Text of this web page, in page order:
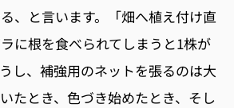
、と言います。「畑へ植え付け直
に根を食べられてしまうと1株が
し、補強用のネットを張るのは大
たとき、色づき始めたとき、そし